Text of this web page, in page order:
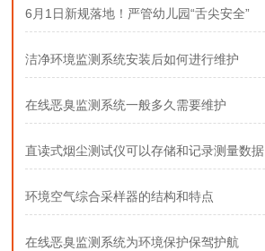
6月1日新规落地！严管幼儿园“舌尖安全”
洁净环境监测系统安装后如何进行维护
在线恶臭监测系统一般多久需要维护
直读式烟尘测试仪可以存储和记录测量数据
环境空气综合采样器的结构和特点
在线恶臭监测系统为环境保护保驾护航